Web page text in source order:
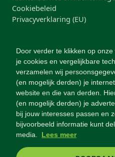
Door verder te klikken op
je cookies en vergelijkbare
verzamelen wij
(en mogelijk derden) je
website en die van derden.
(en mogelijk derden) je
bij jouw interesses passen en
bijvoorbeeld informatie kunt
media.
Lees meer
Cookiebeleid
Privacyverklaring (EU)
Blijf op de hoogte van nieuwe
gezonde-voeding-tips.